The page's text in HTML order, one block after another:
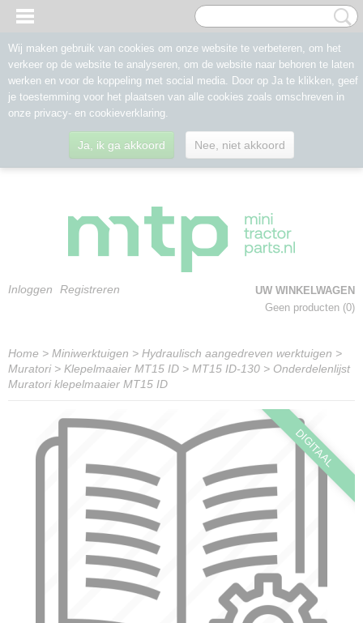
Inloggen Registreren
UW WINKELWAGEN
Geen producten (0)
Home > Miniwerktuigen > Hydraulisch aangedreven werktuigen >
Muratori> Klepelmaaier MT15 ID > MT15 ID-130 > Onderdelenlijst
Muratori klepelmaaier MT15 ID
DIGITAAL
Wij maken gebruik van cookies om onze website te verbeteren, om het
verkeer op de website te analyseren, om de website naar behoren te laten
werken en voor de koppeling met social media. Door op Ja te klikken, geef
je toestemming voor het plaatsen van alle cookies zoals omschreven in
onze privacy- en cookieverklaring.
Ja, ik ga akkoord Nee, niet akkoord